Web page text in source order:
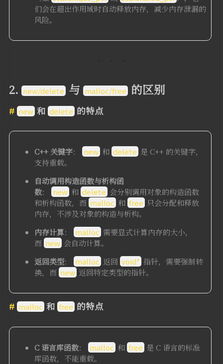
们会在超出作用域时自动释放内存，减少内存泄漏的
风险。
2. new/delete与 malloc/free的区别
new和 delete的特点
C++ 关键字： new和 delete是 C++ 的关键字，
支持重载。
自动调用构造函数与析构函
数： new和 delete会分别调用对象的构造函数
和析构函数，而 malloc和 free只会分配和释放
内存，不涉及对象的构造与析构。
内存计算： malloc需要显式计算内存的大小，
而 new会自动计算。
返回类型： malloc返回 void*指针，需要强制转
换，而 new返回特定类型的指针。
malloc和 free的特点
C 语言库函数： malloc和 free是 C 语言的标准
库函数，不能重载。